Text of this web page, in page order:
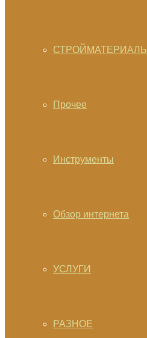
СТРОЙМАТЕРИАЛЫ
Прочее
Инструменты
Обзор интернета
УСЛУГИ
РАЗНОЕ